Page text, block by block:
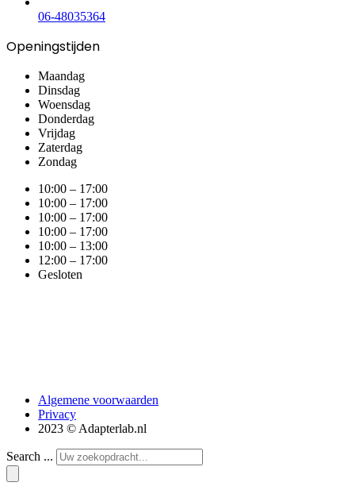
06-48035364
Openingstijden
Maandag
Dinsdag
Woensdag
Donderdag
Vrijdag
Zaterdag
Zondag
10:00 – 17:00
10:00 – 17:00
10:00 – 17:00
10:00 – 17:00
10:00 – 13:00
12:00 – 17:00
Gesloten
Algemene voorwaarden
Privacy
2023 © Adapterlab.nl
Search ...